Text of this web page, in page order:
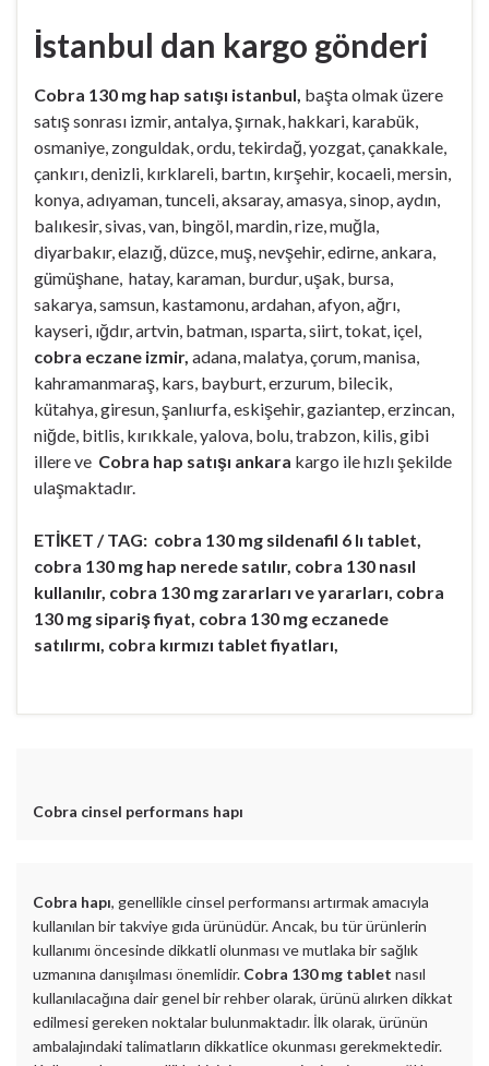
İstanbul dan kargo gönderi
Cobra 130 mg hap satışı istanbul, başta olmak üzere
satış sonrası izmir, antalya, şırnak, hakkari, karabük,
osmaniye, zonguldak, ordu, tekirdağ, yozgat, çanakkale,
çankırı, denizli, kırklareli, bartın, kırşehir, kocaeli, mersin,
konya, adıyaman, tunceli, aksaray, amasya, sinop, aydın,
balıkesir, sivas, van, bingöl, mardin, rize, muğla,
diyarbakır, elazığ, düzce, muş, nevşehir, edirne, ankara,
gümüşhane, hatay, karaman, burdur, uşak, bursa,
sakarya, samsun, kastamonu, ardahan, afyon, ağrı,
kayseri, ığdır, artvin, batman, ısparta, siirt, tokat, içel,
cobra eczane izmir, adana, malatya, çorum, manisa,
kahramanmaraş, kars, bayburt, erzurum, bilecik,
kütahya, giresun, şanlıurfa, eskişehir, gaziantep, erzincan,
niğde, bitlis, kırıkkale, yalova, bolu, trabzon, kilis, gibi
illere ve Cobra hap satışı ankara kargo ile hızlı şekilde
ulaşmaktadır.
ETİKET / TAG: cobra 130 mg sildenafil 6 lı tablet,
cobra 130 mg hap nerede satılır, cobra 130 nasıl
kullanılır, cobra 130 mg zararları ve yararları, cobra
130 mg sipariş fiyat, cobra 130 mg eczanede
satılırmı, cobra kırmızı tablet fiyatları,
Cobra cinsel performans hapı
Cobra hapı, genellikle cinsel performansı artırmak amacıyla
kullanılan bir takviye gıda ürünüdür. Ancak, bu tür ürünlerin
kullanımı öncesinde dikkatli olunması ve mutlaka bir sağlık
uzmanına danışılması önemlidir. Cobra 130 mg tablet nasıl
kullanılacağına dair genel bir rehber olarak, ürünü alırken dikkat
edilmesi gereken noktalar bulunmaktadır. İlk olarak, ürünün
ambalajındaki talimatların dikkatlice okunması gerekmektedir.